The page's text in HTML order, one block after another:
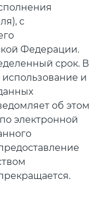
с
Федерации.
срок. В
использование и
об этом
электронной